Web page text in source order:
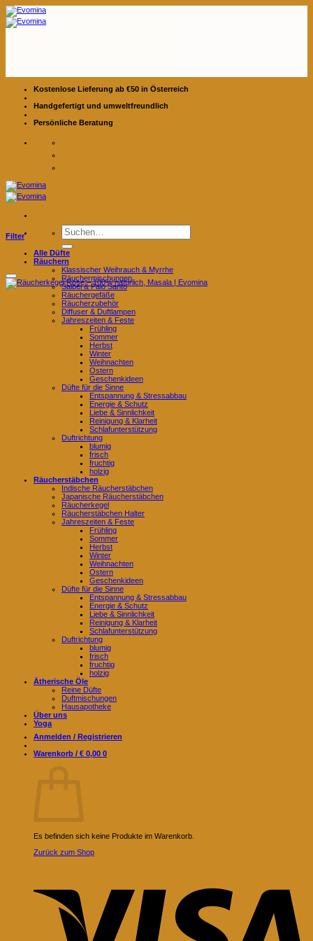
Zum
Inhalt
springen
Kostenlose Lieferung ab €50 in Österreich
Handgefertigt und umweltfreundlich
Persönliche Beratung
Suchen
nach:
Alle Düfte
Räuchern
Klassischer Weihrauch & Myrrhe
Räuchermischungen
Salbei & Palo Santo
Räuchergefäße
Räucherzubehör
Diffuser & Duftlampen
Jahreszeiten & Feste
Frühling
Sommer
Herbst
Winter
Weihnachten
Ostern
Geschenkideen
Düfte für die Sinne
Entspannung & Stressabbau
Energie & Schutz
Liebe & Sinnlichkeit
Reinigung & Klarheit
Schlafunterstützung
Duftrichtung
blumig
frisch
fruchtig
holzig
Räucherstäbchen
Indische Räucherstäbchen
Japanische Räucherstäbchen
Räucherkegel
Räucherstäbchen Halter
Jahreszeiten & Feste
Frühling
Sommer
Herbst
Winter
Weihnachten
Ostern
Geschenkideen
Düfte für die Sinne
Entspannung & Stressabbau
Energie & Schutz
Liebe & Sinnlichkeit
Reinigung & Klarheit
Schlafunterstützung
Duftrichtung
blumig
frisch
fruchtig
holzig
Ätherische Öle
Reine Düfte
Duftmischungen
Hausapotheke
Über uns
Yoga
Anmelden / Registrieren
Warenkorb / € 0,00 0
Es befinden sich keine Produkte im Warenkorb.
Zurück zum Shop
Filter